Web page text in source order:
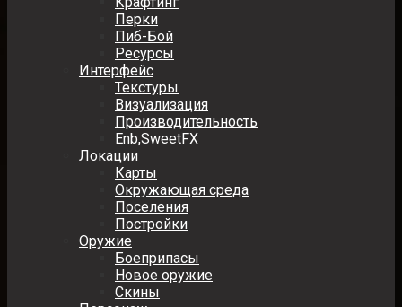
Перки
Пиб-Бой
Ресурсы
Интерфейс
Текстуры
Визуализация
Производительность
Enb,SweetFX
Локации
Карты
Окружающая среда
Поселения
Постройки
Оружие
Боеприпасы
Новое оружие
Скины